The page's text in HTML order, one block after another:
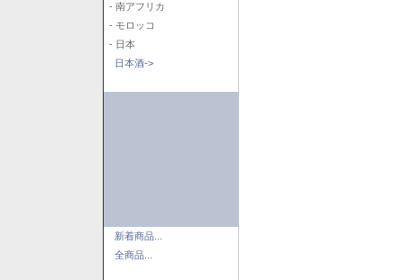
- 南アフリカ
- モロッコ
- 日本
日本酒->
新着商品...
全商品...